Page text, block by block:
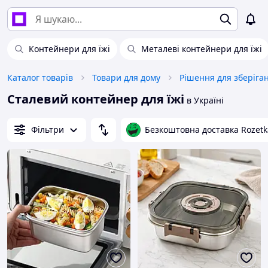
Контейнери для їжі Металеві контейнери для їжі
Каталог товарів Товари для дому Рішення для
Сталевий контейнер для їжі в Україні
Фільтри Безкоштовна доставка